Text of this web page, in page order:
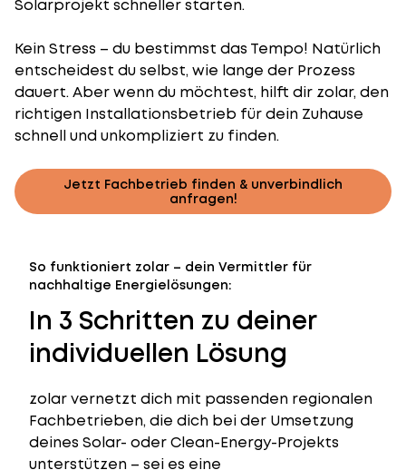
Solarprojekt schneller starten.
Kein Stress – du bestimmst das Tempo! Natürlich
entscheidest du selbst, wie lange der Prozess
dauert. Aber wenn du möchtest, hilft dir zolar, den
richtigen Installationsbetrieb für dein Zuhause
schnell und unkompliziert zu finden.
Jetzt Fachbetrieb finden & unverbindlich
anfragen!
So funktioniert zolar – dein Vermittler für
nachhaltige Energielösungen:
In 3 Schritten zu deiner
individuellen Lösung
zolar vernetzt dich mit passenden regionalen
Fachbetrieben, die dich bei der Umsetzung
deines Solar- oder Clean-Energy-Projekts
unterstützen – sei es eine